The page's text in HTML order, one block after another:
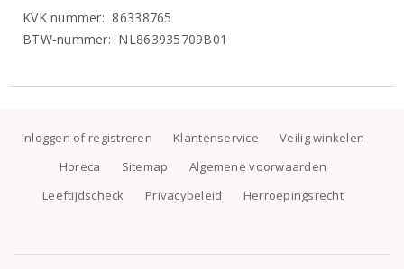
KVK nummer: 86338765
BTW-nummer: NL863935709B01
Inloggen of registreren Klantenservice
Veilig winkelen
Horeca
Sitemap
Algemene voorwaarden
Leeftijdscheck
Privacybeleid Herroepingsrecht